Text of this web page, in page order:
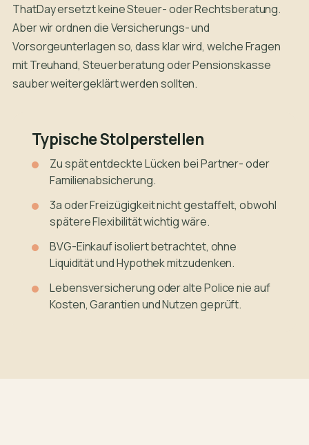
ThatDay ersetzt keine Steuer- oder Rechtsberatung.
Aber wir ordnen die Versicherungs- und
Vorsorgeunterlagen so, dass klar wird, welche Fragen
mit Treuhand, Steuerberatung oder Pensionskasse
sauber weitergeklärt werden sollten.
Typische Stolperstellen
Zu spät entdeckte Lücken bei Partner- oder
Familienabsicherung.
3a oder Freizügigkeit nicht gestaffelt, obwohl
spätere Flexibilität wichtig wäre.
BVG-Einkauf isoliert betrachtet, ohne
Liquidität und Hypothek mitzudenken.
Lebensversicherung oder alte Police nie auf
Kosten, Garantien und Nutzen geprüft.